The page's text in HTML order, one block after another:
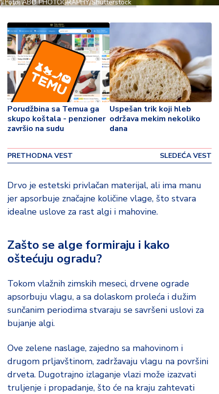
oFoto: ABO PHOTOGRAPHY/Shutterstock
Porudžbina sa Temua ga
skupo koštala - penzioner
završio na sudu
PRETHODNA VEST
Uspešan trik koji hleb
održava mekim nekoliko
dana
SLEDEĆA VEST
Drvo je estetski privlačan materijal, ali ima manu
jer apsorbuje značajne količine vlage, što stvara
idealne uslove za rast algi i mahovine.
Zašto se alge formiraju i kako
oštećuju ogradu?
Tokom vlažnih zimskih meseci, drvene ograde
apsorbuju vlagu, a sa dolaskom proleća i dužim
sunčanim periodima stvaraju se savršeni uslovi za
bujanje algi.
Ove zelene naslage, zajedno sa mahovinom i
drugom prljavštinom, zadržavaju vlagu na površini
drveta. Dugotrajno izlaganje vlazi može izazvati
truljenje i propadanje, što će na kraju zahtevati